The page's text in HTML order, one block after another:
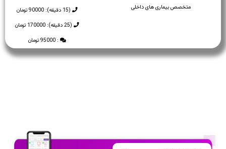
(15 دقیقه): 90000 تومان
(25 دقیقه): 170000 تومان
: 95000 تومان
متخصص بیماری های داخلی